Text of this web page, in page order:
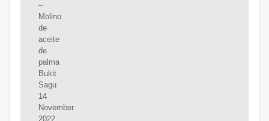
–
Molino
de
aceite
de
palma
Bukit
Sagu
14
November
2022